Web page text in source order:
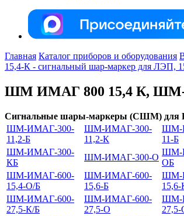
Главная Каталог приборов и оборудования
15,4-К - сигнальный шар-маркер для ЛЭП,
ШМ ИМАГ 800 15,4 К,
Сигнальные шары-маркеры (СШМ) для
ШМ-ИМАГ-300-
11,2-Б
ШМ-ИМАГ-300-
11,2-К
ШМ-
11-Б
ШМ-ИМАГ-300-
КБ
ШМ-ИМАГ-300-О
ШМ-
ОБ
ШМ-ИМАГ-600-
15,4-О/Б
ШМ-ИМАГ-600-
15,6-Б
ШМ-
ШМ-ИМАГ-600-
27,5-К/Б
ШМ-ИМАГ-600-
27,5-О
ШМ-